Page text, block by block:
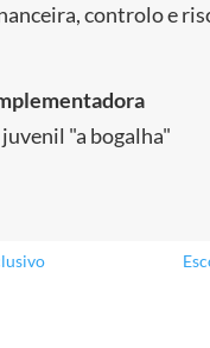
controlo e
"a bogalha"